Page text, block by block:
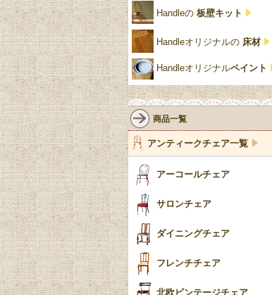
靴箱収納
スリッパ収納
壁掛け家具
パーテーション・間
仕切り
ガーデンファニチャ
ミッドセンチュリー
アールデコ
パイクラスト
脚のモチーフ一覧
ターニングレッグ
バルボスレッグ
ボビンターニング
ツイスト
ジェニファーテイラー
チェスターフィールド
リリパットレーン
アングルポイズ
ウォーカー＆ホール
Handleの 板壁キット
Handleオリジナルの 床材
Handleオリジナルペイント
商品一覧
アンティークチェア一覧
アーコールチェア
サロンチェア
ダイニングチェア
フレンチチェア
北欧ビンテージチェア